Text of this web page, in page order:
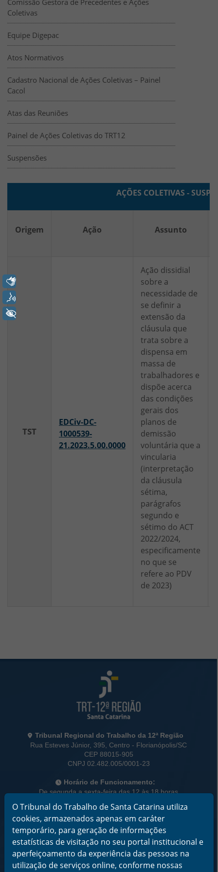
Comissão Gestora de Precedentes e Ações
Coletivas
Equipe Digepac
Atos Normativos
Cadastro Nacional de Ações Coletivas – Painel
Cacol
Atas das Reuniões
Painel de Ações Coletivas do TRT12
Suspensões
Suspensões-Ações Coletivas
AÇÕES COLETIVAS -
Origem Ação Assunto
TST
EDCiv-DC-
1000539-
21.2023.5.00.0000
Ação dissidial
sobre a
necessidade de
se definir a
extensão da
cláusula que
trata sobre a
dispensa em
massa de
trabalhadores e
dispõe acerca
das condições
gerais dos
planos de
demissão
voluntária que a
vincularia
(interpretação
da cláusula
sétima,
parágrafos
segundo e
sétimo do ACT
2022/2024,
especificamente
no que se
refere ao PDV
de 2023)
Informações de Contato
Tribunal Regional do Trabalho da 12ª Região
Rua Esteves Júnior, 395, Centro - Florianópolis/SC
CEP 88015-905
CNPJ 02.482.005/0001-23
Horário de Funcionamento:
De segunda a sexta-feira das 12 às 18 horas
Telefone: (48) 3216-4000
Links Rápidos
Institucional
Serviços
Jurisprudência
O Tribunal do Trabalho de Santa Catarina utiliza
cookies, armazenados apenas em caráter
temporário, para geração de informações
estatísticas de visitação no seu portal institucional e
aperfeiçoamento da experiência das pessoas na
utilização de serviços online, conforme nossas